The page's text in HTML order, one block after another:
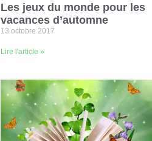
Les jeux du monde pour les
vacances d’automne
13 octobre 2017
Lire l'article »